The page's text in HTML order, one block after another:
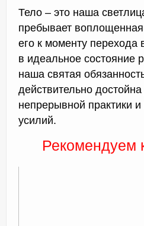
Тело – это наша
пребывает
его к моменту перехода
в идеальное состояние
наша святая
действительно
непрерывной практики
усилий.
Рекомендуем